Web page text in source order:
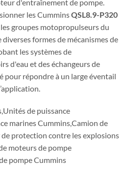
d'entraînement de pompe.
les CumminsQSL8.9-P320
groupes motopropulseurs du
formes de mécanismes de
les systèmes de
d'eau et des échangeurs de
pour répondre à un large éventail
de puissance
marines Cummins,Camion de
protection contre les explosions
moteurs de pompe
pompe Cummins